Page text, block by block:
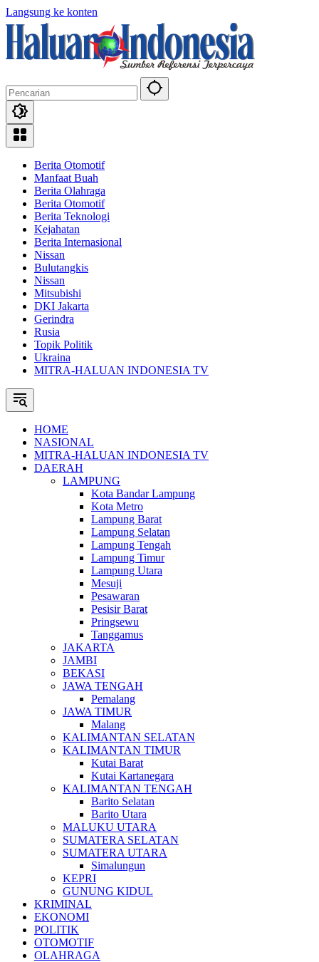
Langsung ke konten
Berita Otomotif
Manfaat Buah
Berita Olahraga
Berita Otomotif
Berita Teknologi
Kejahatan
Berita Internasional
Nissan
Bulutangkis
Nissan
Mitsubishi
DKI Jakarta
Gerindra
Rusia
Topik Politik
Ukraina
MITRA-HALUAN INDONESIA TV
HOME
NASIONAL
MITRA-HALUAN INDONESIA TV
DAERAH
LAMPUNG
Kota Bandar Lampung
Kota Metro
Lampung Barat
Lampung Selatan
Lampung Tengah
Lampung Timur
Lampung Utara
Mesuji
Pesawaran
Pesisir Barat
Pringsewu
Tanggamus
JAKARTA
JAMBI
BEKASI
JAWA TENGAH
Pemalang
JAWA TIMUR
Malang
KALIMANTAN SELATAN
KALIMANTAN TIMUR
Kutai Barat
Kutai Kartanegara
KALIMANTAN TENGAH
Barito Selatan
Barito Utara
MALUKU UTARA
SUMATERA SELATAN
SUMATERA UTARA
Simalungun
KEPRI
GUNUNG KIDUL
KRIMINAL
EKONOMI
POLITIK
OTOMOTIF
OLAHRAGA